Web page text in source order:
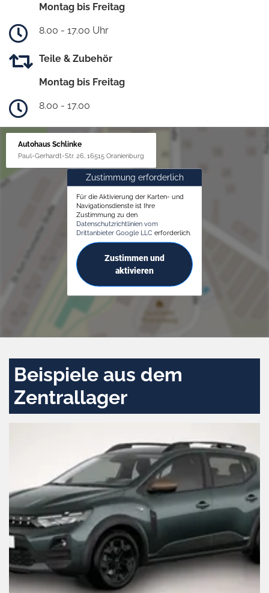
Montag bis Freitag
8.00 - 17.00 Uhr
Teile & Zubehör
Montag bis Freitag
8.00 - 17.00
Autohaus Schlinke
Paul-Gerhardt-Str. 26, 16515 Oranienburg
Zustimmung erforderlich
Für die Aktivierung der Karten- und
Navigationsdienste ist Ihre
Zustimmung zu den
Datenschutzrichtlinien vom
Drittanbieter Google LLC erforderlich.
Zustimmen und
aktivieren
Beispiele aus dem
Zentrallager